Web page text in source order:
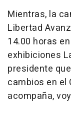
Mientras, la
Libertad
14.00 horas
exhibiciones
presidente
cambios en el
acompaña,